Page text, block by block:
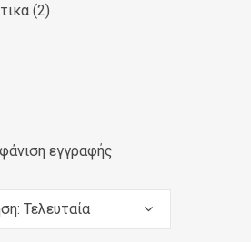
(2)
εγγραφής
Τελευταία